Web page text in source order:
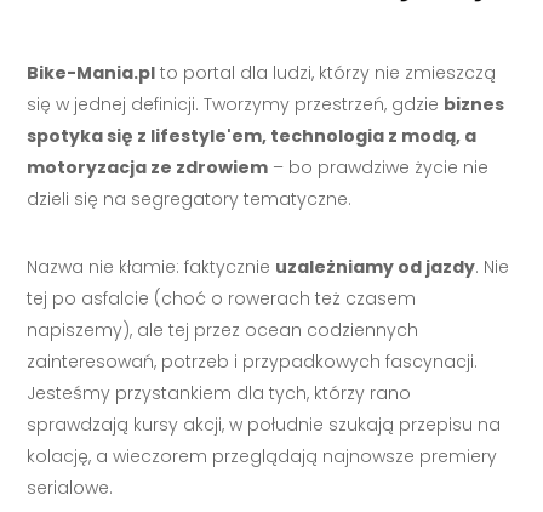
Bike-Mania.pl to portal dla ludzi, którzy nie zmieszczą
się w jednej definicji. Tworzymy przestrzeń, gdzie biznes
spotyka się z lifestyle'em, technologia z modą, a
motoryzacja ze zdrowiem – bo prawdziwe życie nie
dzieli się na segregatory tematyczne.
Nazwa nie kłamie: faktycznie uzależniamy od jazdy. Nie
tej po asfalcie (choć o rowerach też czasem
napiszemy), ale tej przez ocean codziennych
zainteresowań, potrzeb i przypadkowych fascynacji.
Jesteśmy przystankiem dla tych, którzy rano
sprawdzają kursy akcji, w południe szukają przepisu na
kolację, a wieczorem przeglądają najnowsze premiery
serialowe.